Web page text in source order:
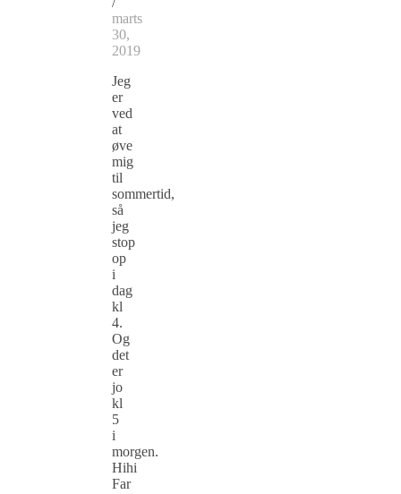
marts
30,
2019
Jeg
er
ved
at
øve
mig
til
sommertid,
så
jeg
stop
op
i
dag
kl
4.
Og
det
er
jo
kl
5
i
morgen.
Hihi
Far